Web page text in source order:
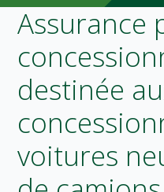
Assurance
destinée
voitures